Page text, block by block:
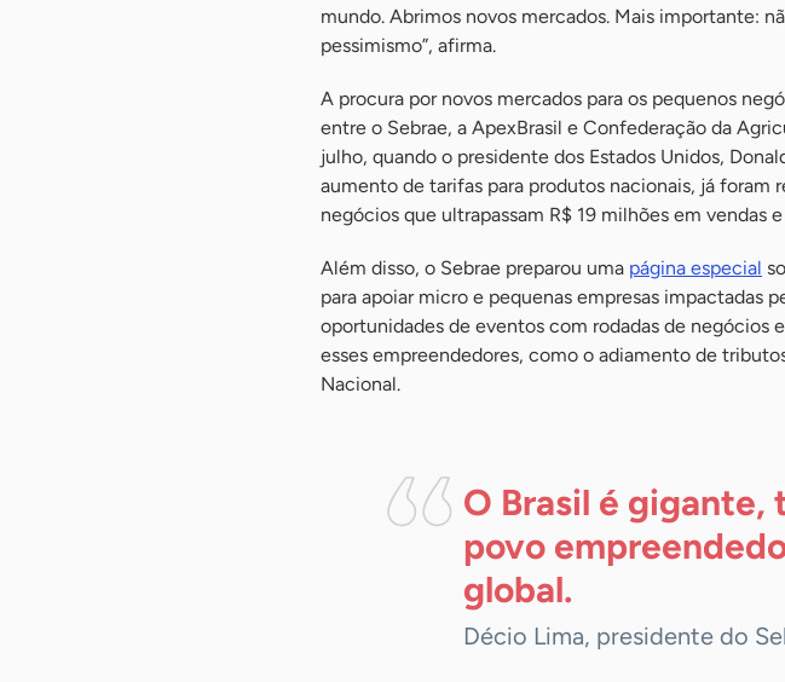
mundo. Abrimos novos mercados. Mais importante:
pessimismo”, afirma.
A procura por novos mercados para os pequenos
entre o Sebrae, a ApexBrasil e Confederação da
julho, quando o presidente dos Estados Unidos,
aumento de tarifas para produtos nacionais, já foram
negócios que ultrapassam R$ 19 milhões em vendas
Além disso, o Sebrae preparou uma página especial
para apoiar micro e pequenas empresas impactadas
oportunidades de eventos com rodadas de negócios
esses empreendedores, como o adiamento de
Nacional.
O Brasil é gigante,
povo
global.
Décio Lima, presidente do